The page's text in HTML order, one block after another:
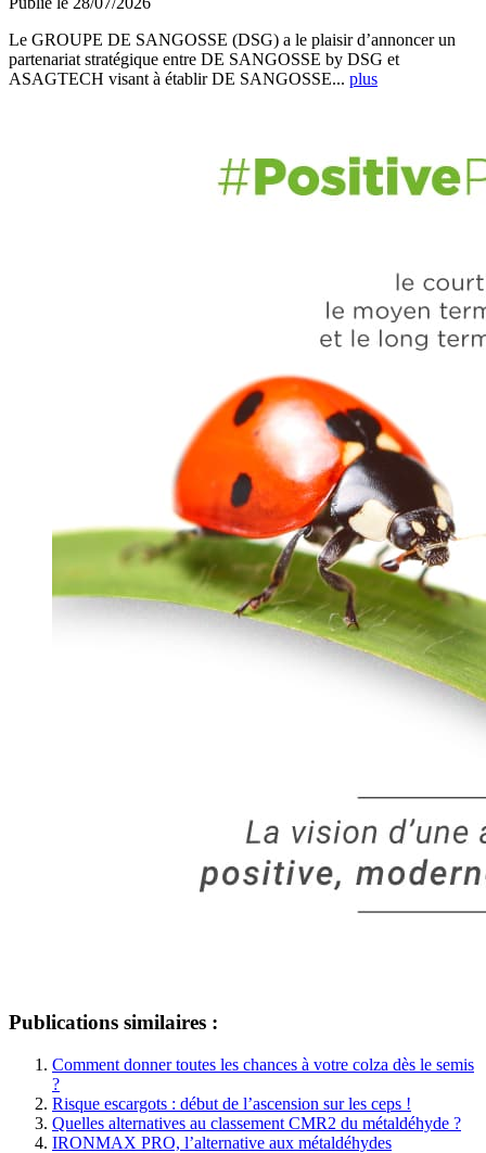
Le GROUPE DE SANGOSSE (DSG) a le plaisir d’annoncer un
partenariat stratégique entre DE SANGOSSE by DSG et
ASAGTECH visant à établir DE SANGOSSE... plus
Publications similaires :
Comment donner toutes les chances à votre colza dès le semis
?
Risque escargots : début de l’ascension sur les ceps !
Quelles alternatives au classement CMR2 du métaldéhyde ?
IRONMAX PRO, l’alternative aux métaldéhydes